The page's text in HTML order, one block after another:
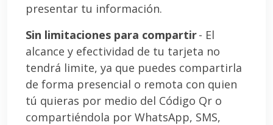
presentar tu información.
Sin limitaciones para compartir- El
alcance y efectividad de tu tarjeta no
tendrá limite, ya que puedes compartirla
de forma presencial o remota con quien
tú quieras por medio del Código Qr o
compartiéndola por WhatsApp, SMS,